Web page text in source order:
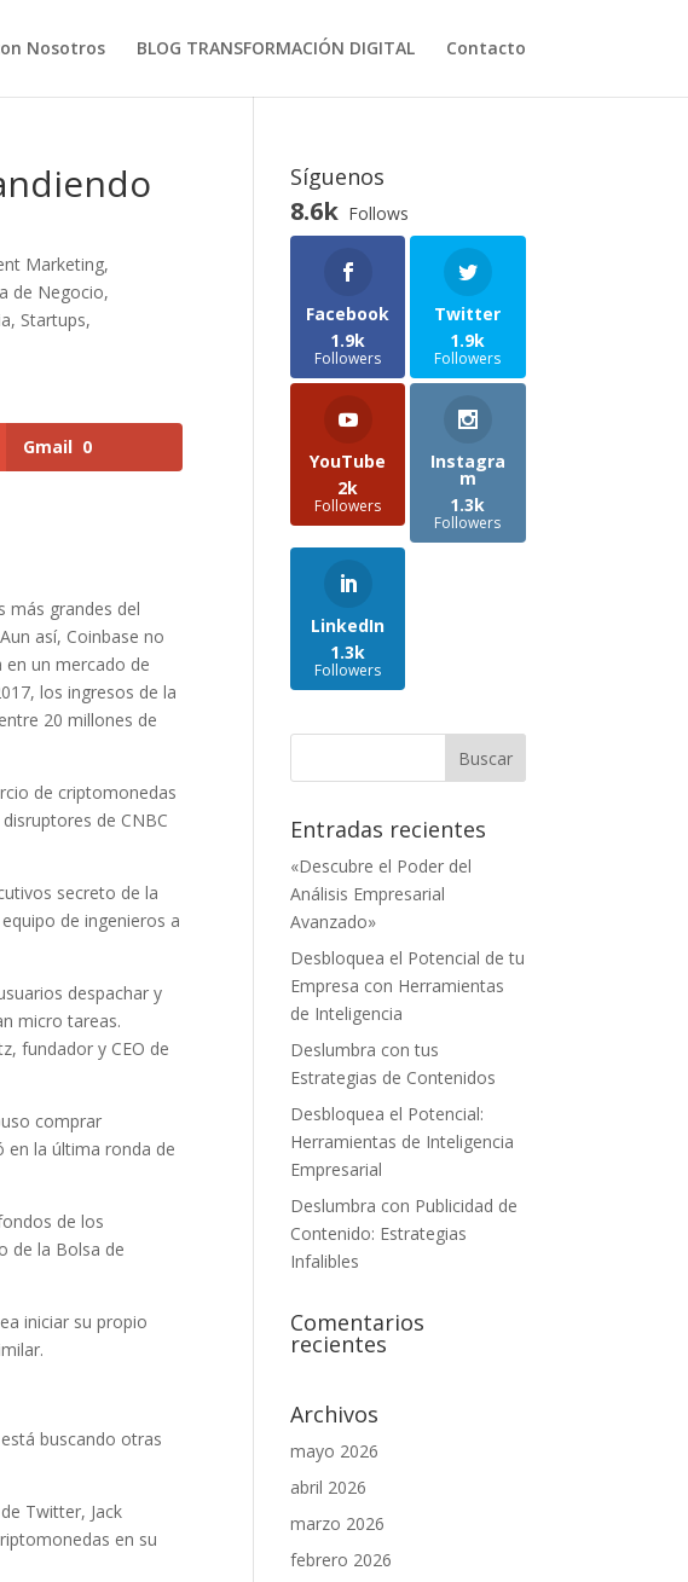
Nosotros BLOG TRANSFORMACIÓN DIGITAL Contacto
Marketing,
de Negocio,
, Startups,
Gmail 0
más grandes del
así, Coinbase no
en un mercado de
los ingresos de la
20 millones de
de criptomonedas
de CNBC
secreto de la
de ingenieros a
despachar y
micro tareas.
fundador y CEO de
comprar
en la última ronda de
de los
de la Bolsa de
iniciar su propio
buscando otras
Twitter, Jack
en su
Síguenos
8.6k Follows
Facebook
1.9k
Followers
Twitter
1.9k
Followers
YouTube
2k
Followers
Instagra
m
1.3k
Followers
LinkedIn
1.3k
Followers
Entradas recientes
«Descubre el Poder del
Análisis Empresarial
Avanzado»
Desbloquea el Potencial de tu
Empresa con Herramientas
de Inteligencia
Deslumbra con tus
Estrategias de Contenidos
Desbloquea el Potencial:
Herramientas de Inteligencia
Empresarial
Deslumbra con Publicidad de
Contenido: Estrategias
Infalibles
Comentarios
recientes
Archivos
mayo 2026
abril 2026
marzo 2026
febrero 2026